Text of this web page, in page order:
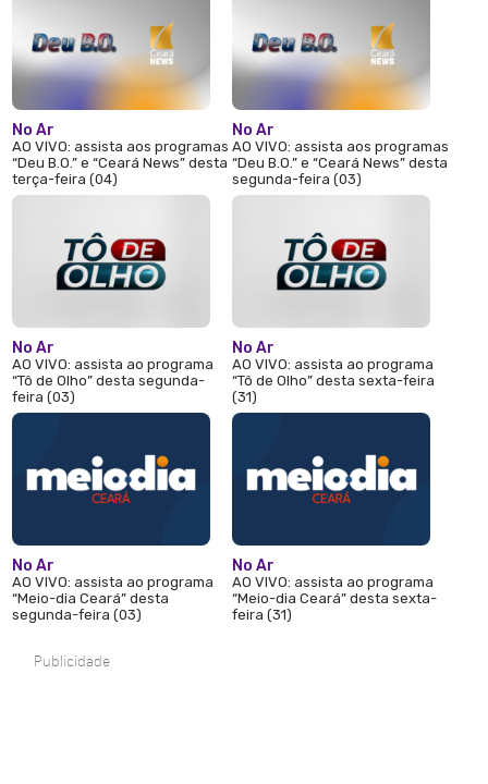
No Ar
AO VIVO: assista aos programas
“Deu B.O.” e “Ceará News” desta
terça-feira (04)
No Ar
AO VIVO: assista ao programa
“Tô de Olho” desta segunda-
feira (03)
No Ar
AO VIVO: assista ao programa
“Meio-dia Ceará” desta
segunda-feira (03)
No Ar
AO VIVO: assista aos programas
“Deu B.O.” e “Ceará News” desta
segunda-feira (03)
No Ar
AO VIVO: assista ao programa
“Tô de Olho” desta sexta-feira
(31)
No Ar
AO VIVO: assista ao programa
“Meio-dia Ceará” desta sexta-
feira (31)
Publicidade